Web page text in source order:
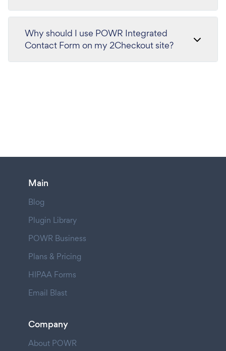
Why should I use POWR Integrated
Contact Form on my 2Checkout site?
Main
Blog
Plugin Library
POWR Business
Plans & Pricing
HIPAA Forms
Email Blast
Company
About POWR